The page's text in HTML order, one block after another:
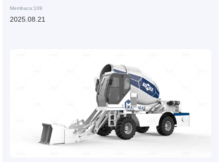
Membaca:109
2025.08.21